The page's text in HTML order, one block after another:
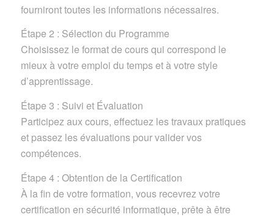
fourniront toutes les informations nécessaires.
Étape 2 : Sélection du Programme
Choisissez le format de cours qui correspond le
mieux à votre emploi du temps et à votre style
d’apprentissage.
Étape 3 : Suivi et Évaluation
Participez aux cours, effectuez les travaux pratiques
et passez les évaluations pour valider vos
compétences.
Étape 4 : Obtention de la Certification
À la fin de votre formation, vous recevrez votre
certification en sécurité informatique, prête à être